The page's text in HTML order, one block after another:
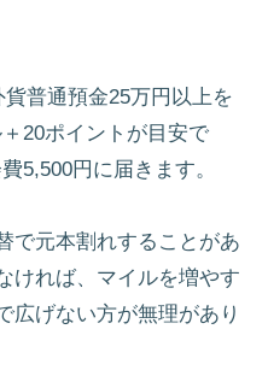
普通預金25万円以上を
20ポイントが目安で
5,500円に届きます。
で元本割れすることがあ
ければ、マイルを増やす
広げない方が無理があり